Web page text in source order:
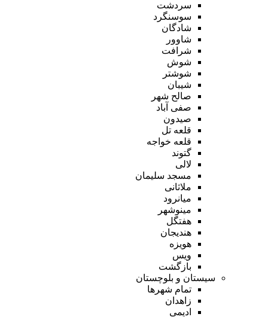
سردشت
سوسنگرد
شادگان
شاوور
شرافت
شوش
شوشتر
شیبان
صالح شهر
صفی آباد
صیدون
قلعه تل
قلعه خواجه
گتوند
لالی
مسجد سلیمان
ملاثانی
میانرود
مینوشهر
هفتگل
هندیجان
هویزه
ویس
بازگشت
سیستان و بلوچستان
تمام شهر‌ها
زاهدان
ادیمی